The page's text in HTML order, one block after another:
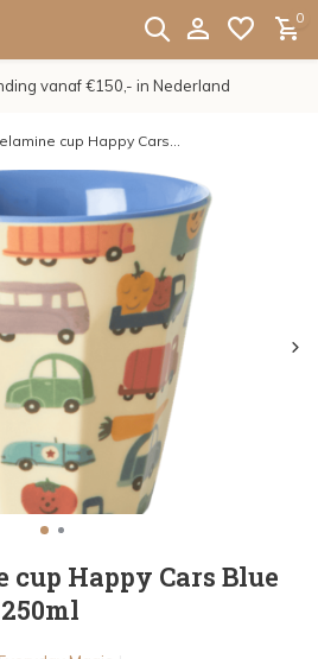
0
vanaf €150,- in Nederland
cup Happy Cars...
cup Happy Cars Blue